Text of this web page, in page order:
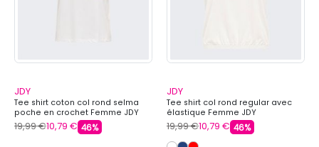
JDY
Tee shirt coton col rond selma
poche en crochet Femme JDY
19,99 €10,79 € 46%
JDY
Tee shirt col rond regular avec
élastique Femme JDY
19,99 €10,79 € 46%